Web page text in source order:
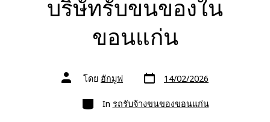
บริษัทรับขนของใน
ขอนแก่น
ผู้
เขียน โดย ฮักมูฟ วัน
ที่
เรื่อง
14/02/2026
หมวด
In รถรับจ้างขนของขอนแก่น